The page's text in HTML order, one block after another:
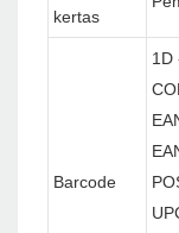
kertas
Barcode
1D